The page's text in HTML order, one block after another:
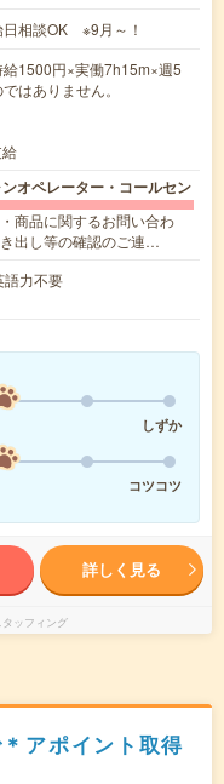
相談OK ※9月～！
1500円×実働7h15m×週5
はありません。
オペレーター・コールセン
商品に関するお問い合わ
出し等の確認のご連…
語力不要
しずか
コツコツ
詳しく見る
ッフィング
アポイント取得